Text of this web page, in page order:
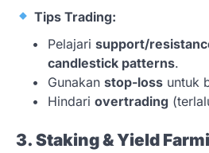
Tips Trading:
Pelajari support/
candlestick patterns.
Gunakan stop-loss untuk
Hindari overtrading
3. Staking & Yield